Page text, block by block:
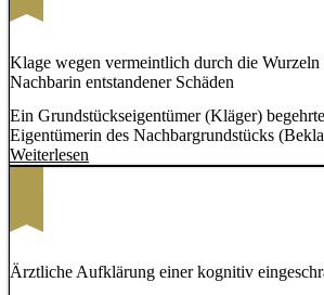
Klage wegen vermeintlich durch die Wurzeln
Nachbarin entstandener Schäden
Ein Grundstückseigentümer (Kläger)
Eigentümerin des Nachbargrundstücks
Weiterlesen
Ärztliche Aufklärung einer kognitiv